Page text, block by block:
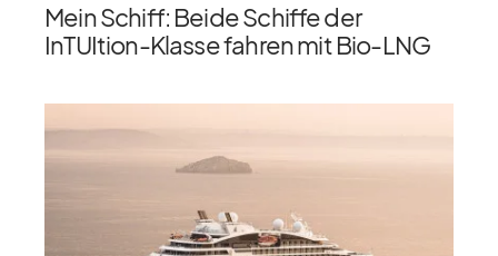
Mein Schiff: Beide Schiffe der
InTUItion-Klasse fahren mit Bio-LNG